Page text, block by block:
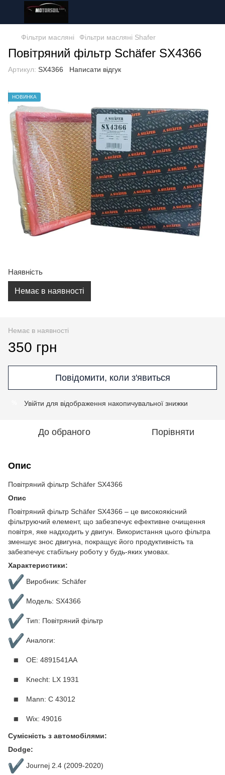
Фільтри масляні Фільтри масляні Shafer
Повітряний фільтр Schäfer SX4366
Артикул: SX4366 Написати відгук
НОВИНКА
Наявність
Немає в наявності
Немає в наявності
350 грн
Повідомити, коли з'явиться
Увійти для відображення накопичувальної знижки
До обраного Порівняти
Опис
Повітряний фільтр Schäfer SX4366
Опис
Повітряний фільтр Schäfer SX4366 – це високоякісний
фільтруючий елемент, що забезпечує ефективне очищення
повітря, яке надходить у двигун. Використання цього фільтра
зменшує знос двигуна, покращує його продуктивність та
забезпечує стабільну роботу у будь-яких умовах.
Характеристики:
Виробник: Schäfer
Модель: SX4366
Тип: Повітряний фільтр
Аналоги:
OE: 4891541AA
Knecht: LX 1931
Mann: C 43012
Wix: 49016
Сумісність з автомобілями:
Dodge:
Journej 2.4 (2009-2020)